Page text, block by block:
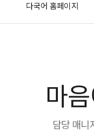
다국어 홈페이지
마
담당 매니